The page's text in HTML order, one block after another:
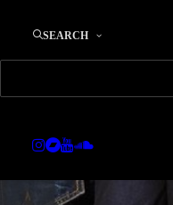
SEARCH